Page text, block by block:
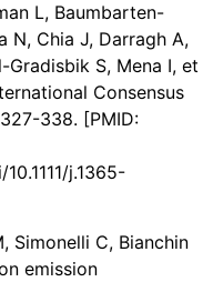
L, Baumbarten-
N, Chia J, Darragh A,
Gradisbik S, Mena I, et
Consensus
338. [PMID:
j.1365-
Simonelli C, Bianchin
emission